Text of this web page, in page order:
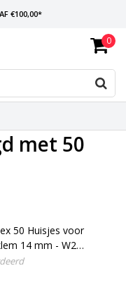
€100,00*
ZELFDE DAG VERZONDEN 0
met 50
50 Huisjes voor
14 mm - W2